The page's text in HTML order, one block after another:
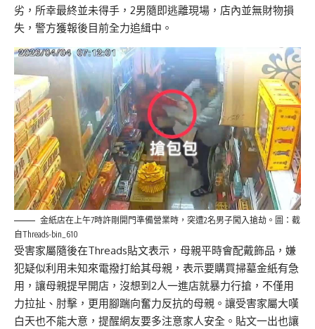
劣，所幸最終並未得手，2男隨即逃離現場，店內並無財物損
失，警方獲報後目前全力追緝中。
金紙店在上午7時許剛開門準備營業時，突遭2名男子闖入搶劫。圖：截
自Threads-bin_610
受害家屬隨後在Threads貼文表示，母親平時會配戴飾品，嫌
犯疑似利用未知來電撥打給其母親，表示要購買掃墓金紙有急
用，讓母親提早開店，沒想到2人一進店就暴力行搶，不僅用
力拉扯、肘擊，更用腳踹向奮力反抗的母親。讓受害家屬大嘆
白天也不能大意，提醒網友要多注意家人安全。貼文一出也讓